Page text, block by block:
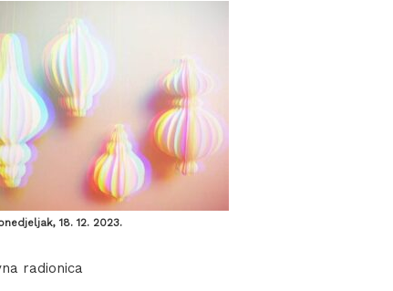
18. 12. 2023.
radionica